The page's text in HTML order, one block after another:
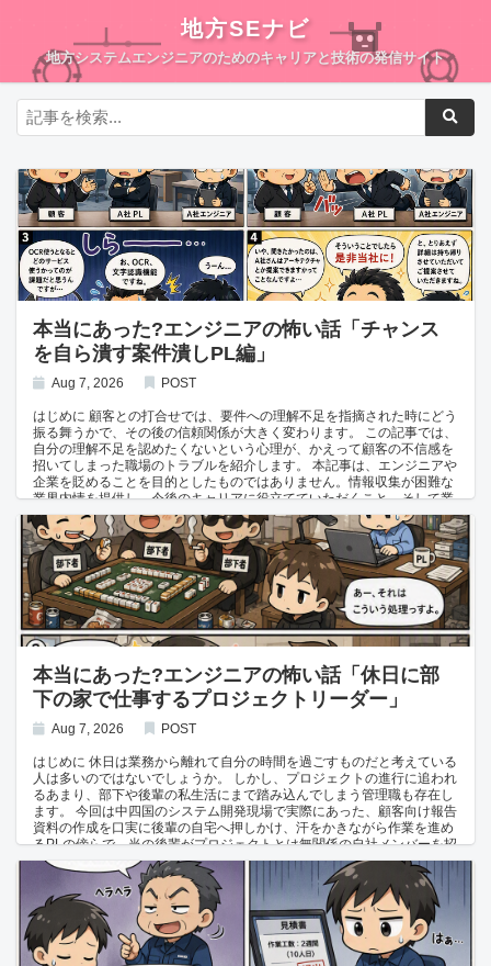
地方SEナビ
地方システムエンジニアのためのキャリアと技術の発信サイト
本当にあった?エンジニアの怖い話「チャンス
を自ら潰す案件潰しPL編」
Aug 7, 2026 POST
はじめに 顧客との打合せでは、要件への理解不足を指摘された時にどう
振る舞うかで、その後の信頼関係が大きく変わります。 この記事では、
自分の理解不足を認めたくないという心理が、かえって顧客の不信感を
招いてしまった職場のトラブルを紹介します。 本記事は、エンジニアや
企業を貶めることを目的としたものではありません。情報収集が困難な
業界内情を提供し、今後のキャリアに役立てていただくこと、そして業
界への監査を行うことを目的としています。 「チャンスを自ら潰す案件
潰しPL編」 これは、大手SIerの下請けとして開発案件を受けている、岡
山のシステム会社A社での出来事。 A社は数十名規模のシステム会社
で、大手SIerから受注した案件を、PL（プロジェクトリーダー）とエン
ジニアの数名体制で回すことが多かった。 今回参加した打合せは、クラ
ウド上に蓄積された大量のPDFファイルに対してOCR技術を適用し、メ
タ情報を抽出して検索性を高めるという新規案件のキックオフだった。
打合せの中で、要件の説明が一通り行われた。 キックオフ後、顧客とA
社で個別の打合せを実施した。 顧客 🙂 「さっきの打ち合わせ、A社さ
ん的にどう思いました？」 A社PL 😐 「まだ、要件がプアーな感じで、
なんとも……」 要件はすでに十分に説明されていたにもかかわらず、A
社PLは言い訳し、言葉を濁した。 横で聞いていたA社エンジニアは、内
心「そんなに曖昧だったか？」と首をかしげていた。 要件を理解できて
いないのではと感じた顧客は、あらためて丁寧に補足を始めた。 顧客
現するとなると……」 A社PL 😠 「私も分かってますよ！」 顧客の言葉
を遮り、食い気味に返すA社PL。 要件が理解されていないと思われたこ
とで、自分が無能だと見られていると感じたのかもしれない。 その場
に、しらーとした空気が流れた。 顧客もA社エンジニアも、思わずドン
引きして青ざめる。 引き気味になりながらも、顧客は会話を続けようと
した。 顧客 😕 「OCRを使うとなると、どのサービスを使うかというの
が課題だと思うんですが……」 A社PL 😏 「OCR、文字認識機能です
ね。」 理解できていることをアピールしたいのか、顧客の言葉をそのま
ま復唱したり、別の言い方に言い換えたりするA社PL。 しかし内容その
ものへの回答にはなっていなかった。 らちが明かないと感じた顧客は、
単刀直入に核心を尋ねた。 顧客 😐 「いや、聞きたかったのは、A社さ
んはこのシステムのアーキテクチャとか提案できますかってことなんで
すよ……」 A社PL 😳 「そういうことでしたら是非当社に！」 それまで
本当にあった?エンジニアの怖い話「休日に部
下の家で仕事するプロジェクトリーダー」
Aug 7, 2026 POST
はじめに 休日は業務から離れて自分の時間を過ごすものだと考えている
人は多いのではないでしょうか。 しかし、プロジェクトの進行に追われ
るあまり、部下や後輩の私生活にまで踏み込んでしまう管理職も存在し
ます。 今回は中四国のシステム開発現場で実際にあった、顧客向け報告
資料の作成を口実に後輩の自宅へ押しかけ、汗をかきながら作業を進め
るPLの傍らで、当の後輩がプロジェクトとは無関係の自社メンバーを招
いて麻雀に興じていたという話を紹介します。 本記事は、エンジニアや
企業を貶めることを目的としたものではありません。情報収集が困難な
業界内情を提供し、今後のキャリアに役立てていただくこと、そして業
界への監査を行うことを目的としています。 「休日に部下の家で仕事す
るプロジェクトリーダー」 これは中四国のあるシステム開発会社での出
来事。 このプロジェクトは、複数の協力会社が入り交じる中規模の案件
で、リリース直前ということもあり、現場全体に慢性的な余裕のなさが